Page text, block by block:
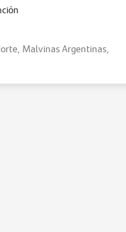
Malvinas Argentinas,